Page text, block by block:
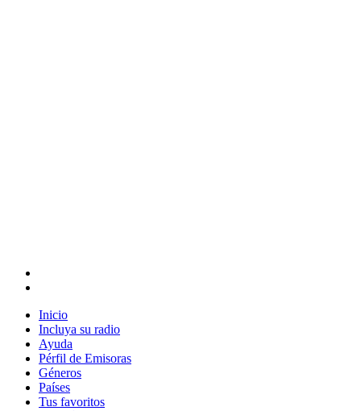
Inicio
Incluya su radio
Ayuda
Pérfil de Emisoras
Géneros
Países
Tus favoritos